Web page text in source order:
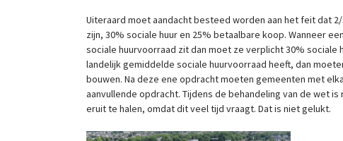
Uiteraard moet aandacht besteed worden aan het feit dat
zijn, 30% sociale huur en 25% betaalbare koop. Wanneer
sociale huurvoorraad zit dan moet ze verplicht 30% sociale
landelijk gemiddelde sociale huurvoorraad heeft, dan
bouwen. Na deze ene opdracht moeten gemeenten met
aanvullende opdracht. Tijdens de behandeling van de wet
eruit te halen, omdat dit veel tijd vraagt. Dat is niet gelukt.